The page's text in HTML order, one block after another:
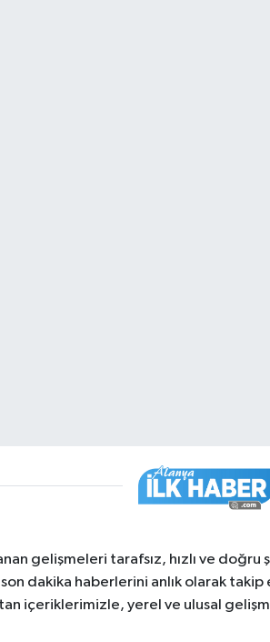
gelişmeleri tarafsız, hızlı ve
dakika haberlerini anlık olarak
içeriklerimizle, yerel ve ulusal